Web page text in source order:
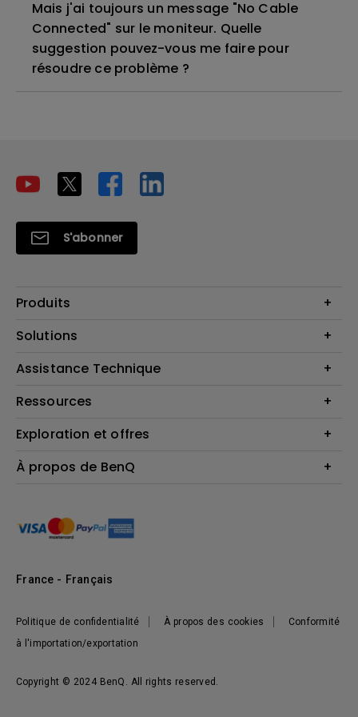
Mais j'ai toujours un message "No Cable
Connected" sur le moniteur. Quelle
suggestion pouvez-vous me faire pour
résoudre ce problème ?
S'abonner
Produits
Vidéoprojecteurs
Éclairage
Haut-parleur
Solutions
Business Display
Assistance Technique
Contactez-nous par téléphone
FAQ boutique en ligne BenQ
Politique de retour de la boutique BenQ
Ressources
Centre de connaissances
Exploration et offres
Events, Promotions & Webinars
À propos de BenQ
Responsabilité sociale de l'entreprise
Actualités
Copyright © 2024 BenQ. All rights reserved.
Politique de confidentialité À propos des cookies
Conformité
à l'importation/exportation
France - Français